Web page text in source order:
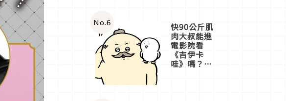
No.6 快90公斤肌
肉大叔能進
電影院看
《吉伊卡
哇》嗎？日